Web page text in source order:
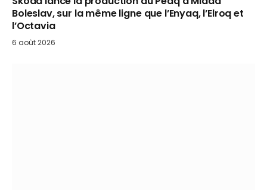
Boleslav, sur la même ligne que l’Enyaq, l’Elroq et
l’Octavia
6 août 2026